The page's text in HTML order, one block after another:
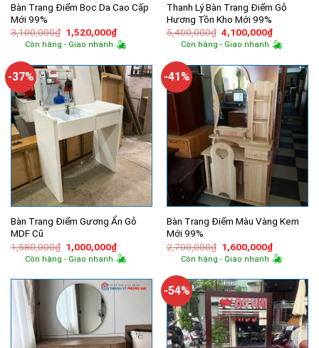
Bàn Trang Điểm Bọc Da Cao Cấp
Mới 99%
3,100,000₫ Giá
gốc
là:
1,520,000₫Giá
hiện
tại
1,520,000₫.
Còn hàng - Giao nhanh
Thanh Lý Bàn Trang Điểm Gỗ
Hương Tồn Kho Mới 99%
5,400,000₫ Giá
gốc
là:
4,100,000₫Giá
hiện
tại
Còn hàng - Giao nhanh
-37%
Bàn Trang Điểm Gương Ẩn Gỗ
MDF Cũ
1,580,000₫ Giá
gốc
là:
1,000,000₫Giá
hiện
tại
1,000,000₫.
Còn hàng - Giao nhanh
-41%
Bàn Trang Điểm Màu Vàng Kem
Mới 99%
2,700,000₫ Giá
gốc
là:
1,600,000₫Giá
hiện
tại
Còn hàng - Giao nhanh
-54%